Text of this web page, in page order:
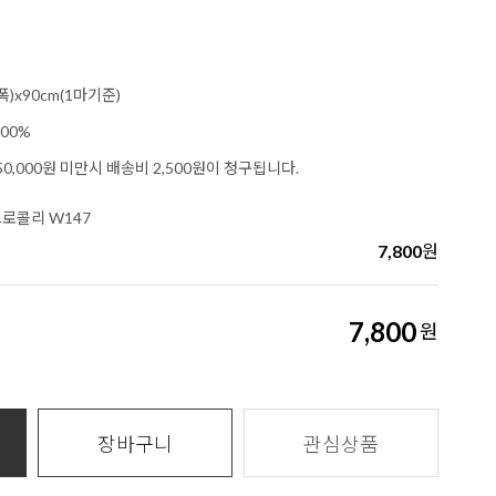
)x90cm(1마기준)
원 미만시 배송비 2,500원이 청구됩니다.
로콜리 W147
7,800원
7,800원
장바구니 관심상품